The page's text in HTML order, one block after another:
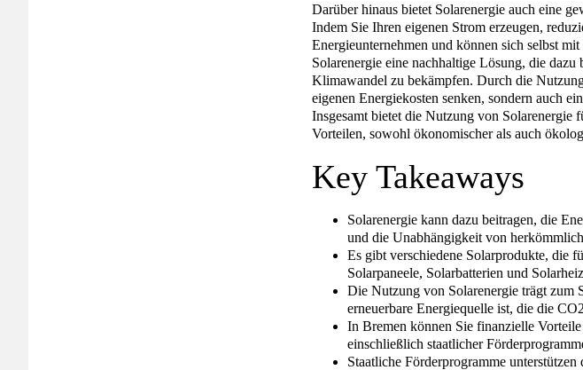
Darüber hinaus bietet Solarenergie auch eine
Indem Sie Ihren eigenen Strom erzeugen,
Energieunternehmen und können sich selbst
Solarenergie eine nachhaltige Lösung, die
Klimawandel zu bekämpfen. Durch die
eigenen Energiekosten senken, sondern auch
Insgesamt bietet die Nutzung von
Vorteilen, sowohl ökonomischer als auch
Key Takeaways
Solarenergie kann dazu beitragen, die
und die Unabhängigkeit von
Es gibt verschiedene Solarprodukte, die
Solarpaneele, Solarbatterien und
Die Nutzung von Solarenergie trägt zum
erneuerbare Energiequelle ist, die die
In Bremen können Sie finanzielle
einschließlich staatlicher
Staatliche Förderprogramme